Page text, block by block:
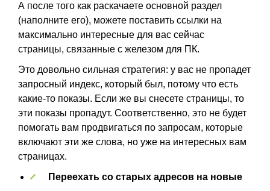
А после того как раскачаете основной раздел
(наполните его), можете поставить ссылки на
максимально интересные для вас сейчас
страницы, связанные с железом для ПК.
Это довольно сильная стратегия: у вас не пропадет
запросный индекс, который был, потому что есть
какие-то показы. Если же вы снесете страницы, то
эти показы пропадут. Соответственно, это не будет
помогать вам продвигаться по запросам, которые
включают эти же слова, но уже на интересных вам
страницах.
Переехать со старых адресов на новые